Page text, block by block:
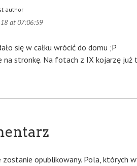
author
at 07:06:59
się w całku wrócić do domu ;P
na stronkę. Na fotach z IX kojarzę
zostanie opublikowany. Pola, których